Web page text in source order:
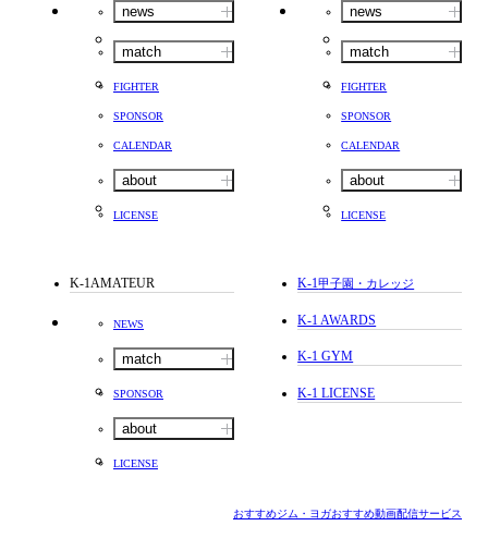
news
match
FIGHTER
SPONSOR
CALENDAR
about
LICENSE
news
match
FIGHTER
SPONSOR
CALENDAR
about
LICENSE
K-1AMATEUR
NEWS
match
SPONSOR
about
LICENSE
K-1甲子園・カレッジ
K-1 AWARDS
K-1 GYM
K-1 LICENSE
おすすめジム・ヨガおすすめ動画配信サービス